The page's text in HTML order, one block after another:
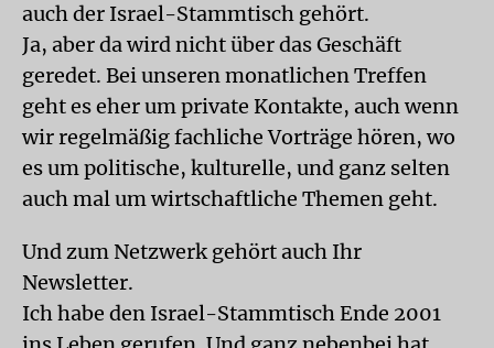
auch der Israel-Stammtisch gehört.
Ja, aber da wird nicht über das Geschäft
geredet. Bei unseren monatlichen Treffen
geht es eher um private Kontakte, auch wenn
wir regelmäßig fachliche Vorträge hören, wo
es um politische, kulturelle, und ganz selten
auch mal um wirtschaftliche Themen geht.
Und zum Netzwerk gehört auch Ihr
Newsletter.
Ich habe den Israel-Stammtisch Ende 2001